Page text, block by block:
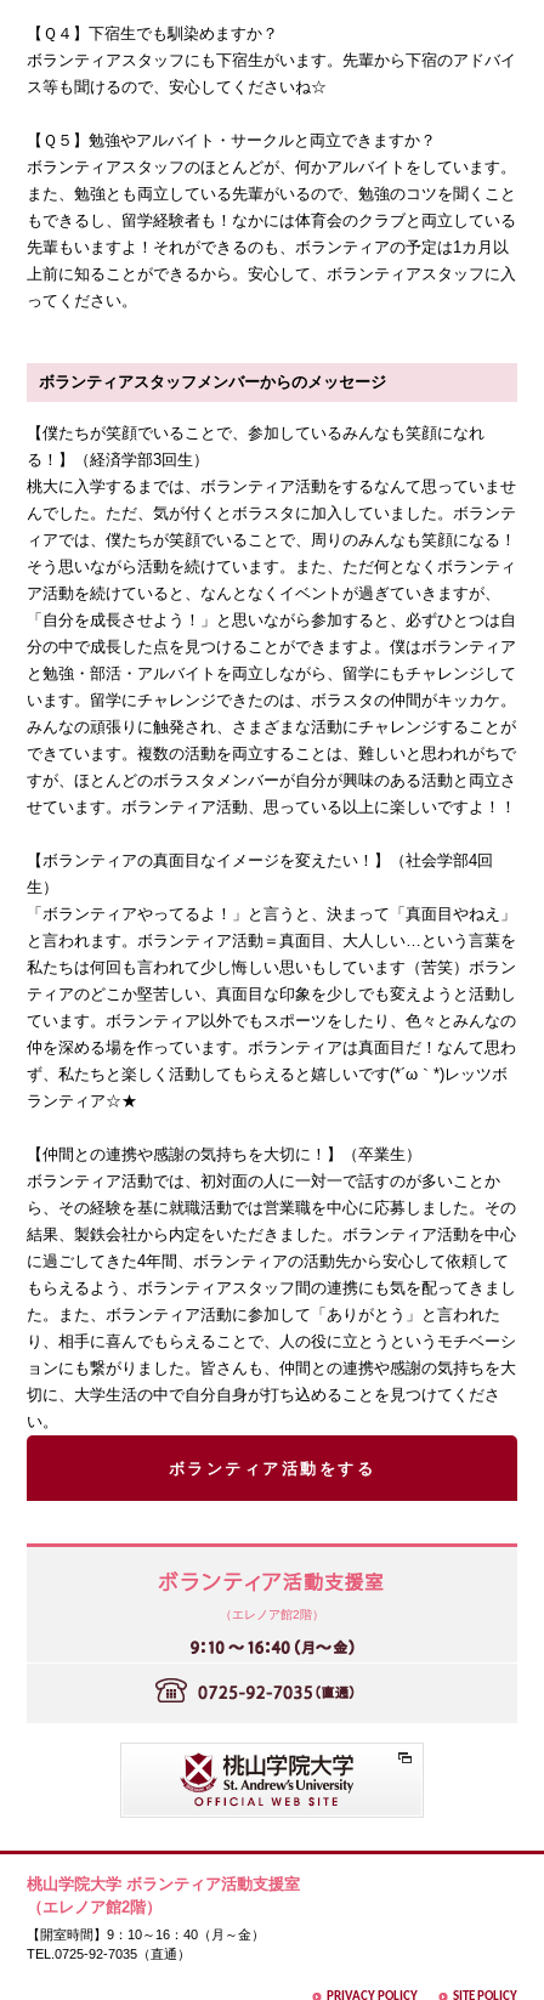
【Ｑ４】下宿生でも馴染めますか？
ボランティアスタッフにも下宿生がいます。先輩から下宿のアドバイ
ス等も聞けるので、安心してくださいね☆
【Ｑ５】勉強やアルバイト・サークルと両立できますか？
ボランティアスタッフのほとんどが、何かアルバイトをしています。
また、勉強とも両立している先輩がいるので、勉強のコツを聞くこと
もできるし、留学経験者も！なかには体育会のクラブと両立している
先輩もいますよ！それができるのも、ボランティアの予定は1カ月以
上前に知ることができるから。安心して、ボランティアスタッフに入
ってください。
ボランティアスタッフメンバーからのメッセージ
【僕たちが笑顔でいることで、参加しているみんなも笑顔になれ
る！】（経済学部3回生）
桃大に入学するまでは、ボランティア活動をするなんて思っていませ
んでした。ただ、気が付くとボラスタに加入していました。ボランテ
ィアでは、僕たちが笑顔でいることで、周りのみんなも笑顔になる！
そう思いながら活動を続けています。また、ただ何となくボランティ
ア活動を続けていると、なんとなくイベントが過ぎていきますが、
「自分を成長させよう！」と思いながら参加すると、必ずひとつは自
分の中で成長した点を見つけることができますよ。僕はボランティア
と勉強・部活・アルバイトを両立しながら、留学にもチャレンジして
います。留学にチャレンジできたのは、ボラスタの仲間がキッカケ。
みんなの頑張りに触発され、さまざまな活動にチャレンジすることが
できています。複数の活動を両立することは、難しいと思われがちで
すが、ほとんどのボラスタメンバーが自分が興味のある活動と両立さ
せています。ボランティア活動、思っている以上に楽しいですよ！！
【ボランティアの真面目なイメージを変えたい！】（社会学部4回
生）
「ボランティアやってるよ！」と言うと、決まって「真面目やねえ」
と言われます。ボランティア活動＝真面目、大人しい…という言葉を
私たちは何回も言われて少し悔しい思いもしています（苦笑）ボラン
ティアのどこか堅苦しい、真面目な印象を少しでも変えようと活動し
ています。ボランティア以外でもスポーツをしたり、色々とみんなの
仲を深める場を作っています。ボランティアは真面目だ！なんて思わ
ず、私たちと楽しく活動してもらえると嬉しいです(*´ω｀*)レッツボ
ランティア☆★
【仲間との連携や感謝の気持ちを大切に！】（卒業生）
ボランティア活動では、初対面の人に一対一で話すのが多いことか
ら、その経験を基に就職活動では営業職を中心に応募しました。その
結果、製鉄会社から内定をいただきました。ボランティア活動を中心
に過ごしてきた4年間、ボランティアの活動先から安心して依頼して
もらえるよう、ボランティアスタッフ間の連携にも気を配ってきまし
た。また、ボランティア活動に参加して「ありがとう」と言われた
り、相手に喜んでもらえることで、人の役に立とうというモチベーシ
ョンにも繋がりました。皆さんも、仲間との連携や感謝の気持ちを大
切に、大学生活の中で自分自身が打ち込めることを見つけてくださ
い。
ボランティア活動をする
（エレノア館2階）
桃山学院大学 ボランティア活動支援室
（エレノア館2階）
【開室時間】9：10～16：40（月～金）
TEL.0725-92-7035（直通）
PRIVACY POLICY SITE POLICY